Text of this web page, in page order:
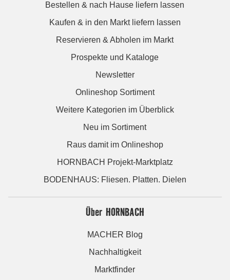
Bestellen & nach Hause liefern lassen
Kaufen & in den Markt liefern lassen
Reservieren & Abholen im Markt
Prospekte und Kataloge
Newsletter
Onlineshop Sortiment
Weitere Kategorien im Überblick
Neu im Sortiment
Raus damit im Onlineshop
HORNBACH Projekt-Marktplatz
BODENHAUS: Fliesen. Platten. Dielen
Über HORNBACH
MACHER Blog
Nachhaltigkeit
Marktfinder